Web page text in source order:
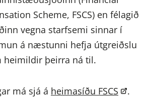
Scheme, FSCS) en félagið
vegna starfsemi sinnar í
á næstunni hefja útgreiðslu
heimildir þeirra ná til.
má sjá á heimasíðu FSCS .